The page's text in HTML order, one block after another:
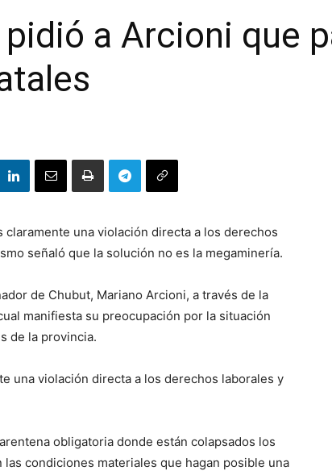
a Arcioni que
claramente una violación directa a los derechos
señaló que la solución no es la megaminería.
de Chubut, Mariano Arcioni, a través de la
manifiesta su preocupación por la situación
de la provincia.
una violación directa a los derechos laborales y
obligatoria donde están colapsados los
condiciones materiales que hagan posible una